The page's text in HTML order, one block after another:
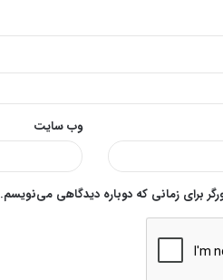
وب‌ سایت
برای زمانی که دوباره دیدگاهی می‌نویسم.